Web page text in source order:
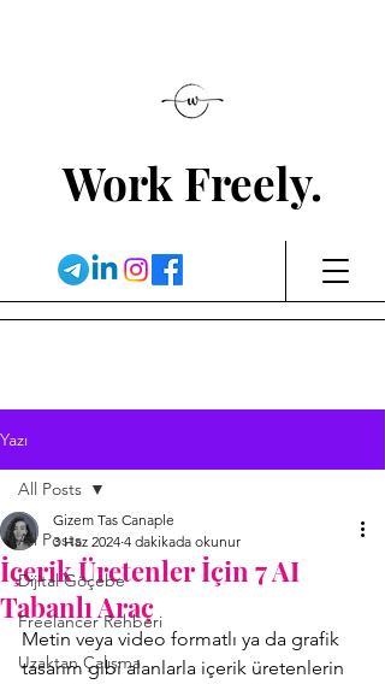
Work Freely.
Yazı
All Posts
Dijital Göçebe
Freelancer Rehberi
Uzaktan Çalışma
All Posts
İçerik Üretenler İçin 7 AI
Tabanlı Araç
Gizem Tas Canaple
3 Haz 2024 4 dakikada okunur
Metin veya video formatlı ya da grafik
tasarım gibi alanlarla içerik üretenlerin